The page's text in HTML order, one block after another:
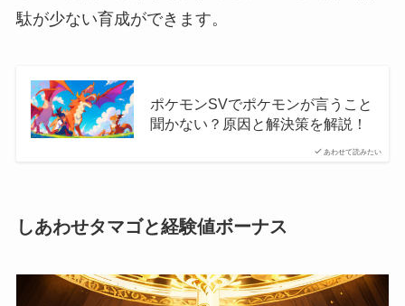
駄が少ない育成ができます。
あわせて読みたい
ポケモンSVでポケモンが言うこと
聞かない？原因と解決策を解説！
しあわせタマゴと経験値ボーナス